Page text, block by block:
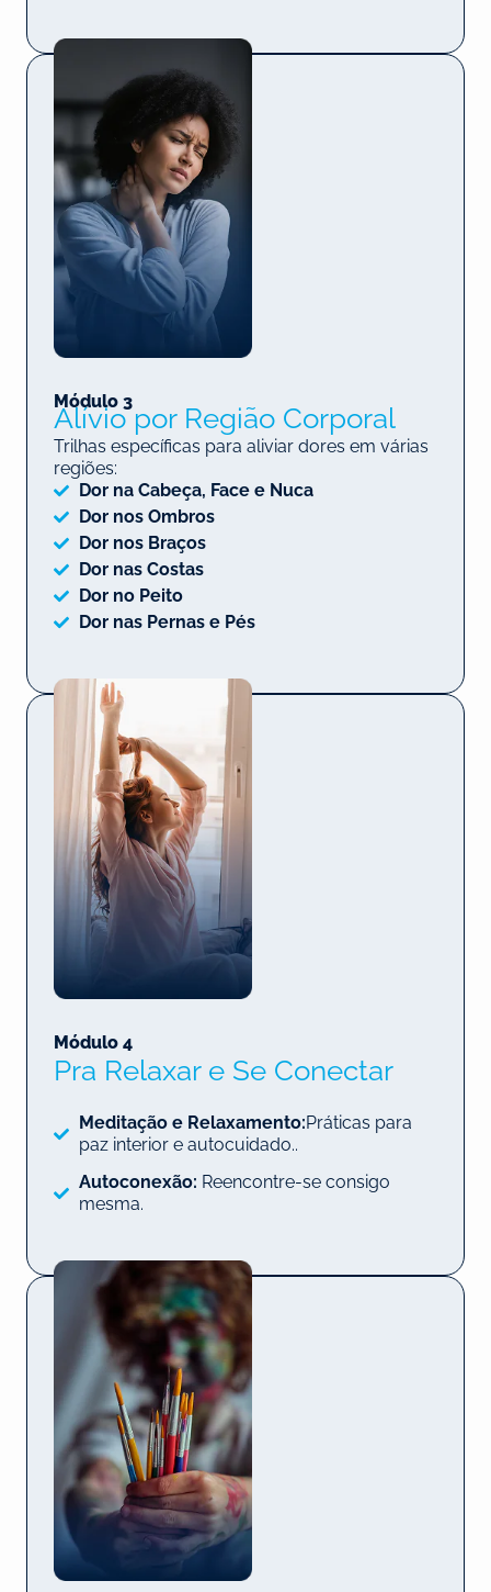
Módulo 3
Alívio por Região Corporal
Trilhas específicas para aliviar dores em várias
regiões:
Dor na Cabeça, Face e Nuca
Dor nos Ombros
Dor nos Braços
Dor nas Costas
Dor no Peito
Dor nas Pernas e Pés
Módulo 4
Pra Relaxar e Se Conectar
Meditação e Relaxamento:Práticas para
paz interior e autocuidado..
Autoconexão: Reencontre-se consigo
mesma.